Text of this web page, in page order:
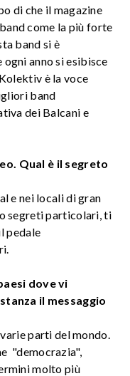
di che il magazine
come la più forte
band si è
anno si esibisce
è la voce
band
dei Balcani e
Qual è il segreto
e nei locali di gran
segreti particolari, ti
pedale
dove vi
il messaggio
parti del mondo.
"democrazia",
molto più